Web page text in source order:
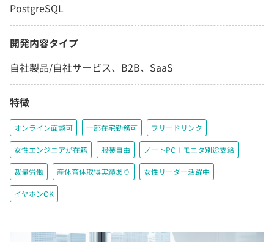
PostgreSQL
開発内容タイプ
自社製品/自社サービス、B2B、SaaS
特徴
オンライン面談可 一部在宅勤務可 フリードリンク
女性エンジニアが在籍 服装自由 ノートPC＋モニタ別途支給
裁量労働 産休育休取得実績あり 女性リーダー活躍中
イヤホンOK